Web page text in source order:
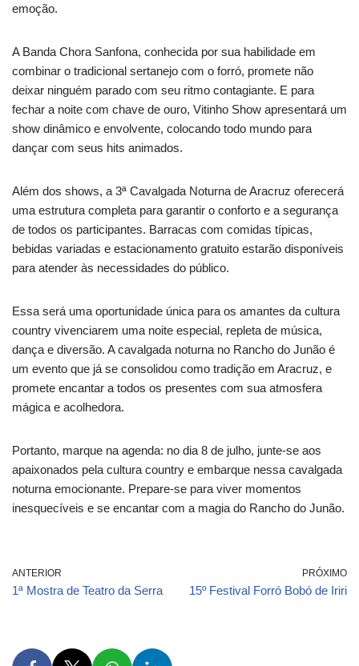
emoção.
A Banda Chora Sanfona, conhecida por sua habilidade em
combinar o tradicional sertanejo com o forró, promete não
deixar ninguém parado com seu ritmo contagiante. E para
fechar a noite com chave de ouro, Vitinho Show apresentará um
show dinâmico e envolvente, colocando todo mundo para
dançar com seus hits animados.
Além dos shows, a 3ª Cavalgada Noturna de Aracruz oferecerá
uma estrutura completa para garantir o conforto e a segurança
de todos os participantes. Barracas com comidas típicas,
bebidas variadas e estacionamento gratuito estarão disponíveis
para atender às necessidades do público.
Essa será uma oportunidade única para os amantes da cultura
country vivenciarem uma noite especial, repleta de música,
dança e diversão. A cavalgada noturna no Rancho do Junão é
um evento que já se consolidou como tradição em Aracruz, e
promete encantar a todos os presentes com sua atmosfera
mágica e acolhedora.
Portanto, marque na agenda: no dia 8 de julho, junte-se aos
apaixonados pela cultura country e embarque nessa cavalgada
noturna emocionante. Prepare-se para viver momentos
inesquecíveis e se encantar com a magia do Rancho do Junão.
ANTERIOR
1ª Mostra de Teatro da Serra
PRÓXIMO
15º Festival Forró Bobó de Iriri